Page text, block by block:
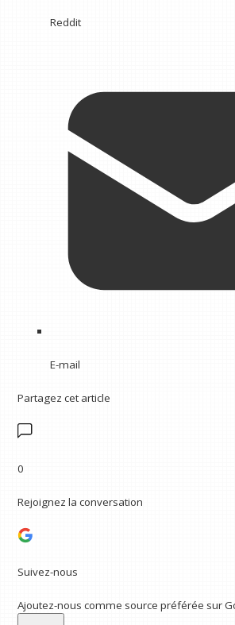
Reddit
E-mail
Partagez cet article
0
Rejoignez la conversation
Suivez-nous
Ajoutez-nous comme source préférée sur